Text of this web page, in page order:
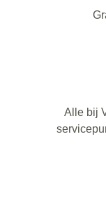
Alle bij